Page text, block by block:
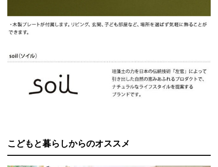
こどもと暮らしからのオススメ